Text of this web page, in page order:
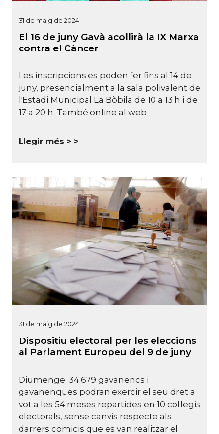
31 de maig de 2024
El 16 de juny Gavà acollirà la IX Marxa
contra el Càncer
Les inscripcions es poden fer fins al 14 de
juny, presencialment a la sala polivalent de
l'Estadi Municipal La Bòbila de 10 a 13 h i de
17 a 20 h. També online al web
Llegir més >
31 de maig de 2024
Dispositiu electoral per les eleccions
al Parlament Europeu del 9 de juny
Diumenge, 34.679 gavanencs i
gavanenques podran exercir el seu dret a
vot a les 54 meses repartides en 10 col·legis
electorals, sense canvis respecte als
darrers comicis que es van realitzar el